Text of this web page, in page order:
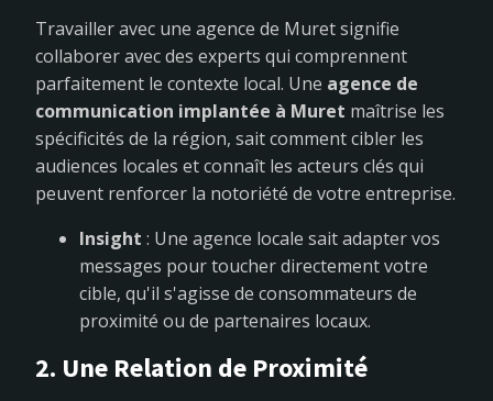
Travailler avec une agence de Muret signifie
collaborer avec des experts qui comprennent
parfaitement le contexte local. Une agence de
communication implantée à Muret maîtrise les
spécificités de la région, sait comment cibler les
audiences locales et connaît les acteurs clés qui
peuvent renforcer la notoriété de votre entreprise.
Insight : Une agence locale sait adapter vos
messages pour toucher directement votre
cible, qu'il s'agisse de consommateurs de
proximité ou de partenaires locaux.
2. Une Relation de Proximité